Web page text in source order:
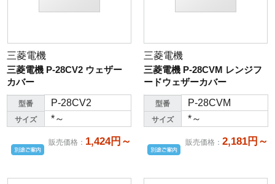
三菱電機
三菱電機 P-28CV2 ウェザー
カバー
型番 P-28CV2
サイズ *～
販売価格 ： 1,424円～
三菱電機
三菱電機 P-28CVM レンジフ
ードウェザーカバー
型番 P-28CVM
サイズ *～
販売価格 ： 2,181円～